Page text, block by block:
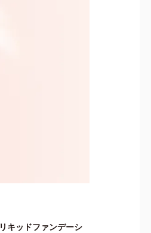
リキッドファンデーシ